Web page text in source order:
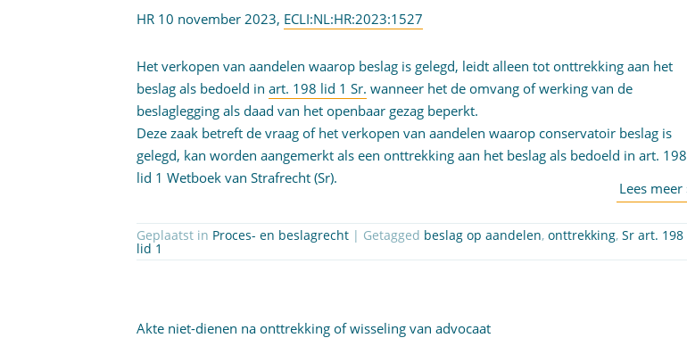
HR 10 november 2023, ECLI:NL:HR:2023:1527
Het verkopen van aandelen waarop beslag is gelegd, leidt alleen tot onttrekking aan het
beslag als bedoeld inart. 198 lid 1 Sr. wanneer het de omvang of werking van de
beslaglegging als daad van het openbaar gezag beperkt.
Deze zaak betreft de vraag of het verkopen van aandelen waarop conservatoir beslag is
gelegd, kan worden aangemerkt als een onttrekking aan het beslag als bedoeld in art. 198
lid 1 Wetboek van Strafrecht (Sr).
Geplaatst in Proces- en beslagrecht | Getagged beslag op aandelen,onttrekking,Sr art. 198
lid 1
Akte niet-dienen na onttrekking of wisseling van advocaat